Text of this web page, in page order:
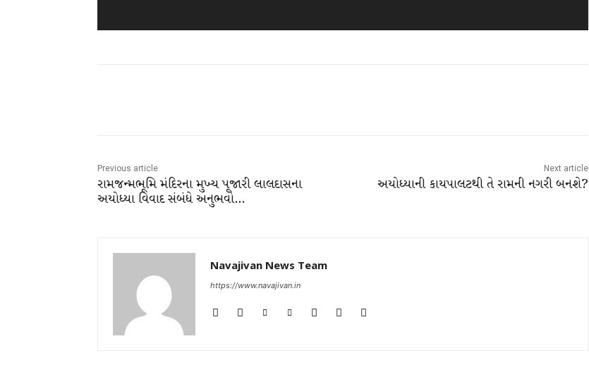
Previous article
રામજન્મભૂમિ મંદિરના મુખ્ય પૂજારી લાલદાસના
અયોધ્યા વિવાદ સંબંધે અનુભવો…
Next article
અયોધ્યાની કાયપાલટથી તે રામની નગરી બનશે?
Navajivan News Team
https://www.navajivan.in